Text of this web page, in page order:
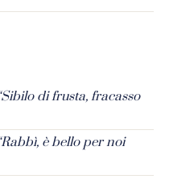
di frusta, fracasso
è bello per noi